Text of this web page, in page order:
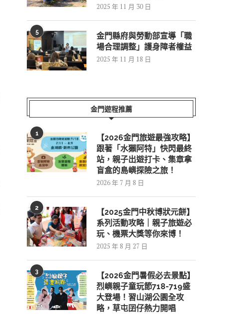
2025 年 11 月 30 日
5
金門縣府與勞動部宣導「職
場合理調整」護身障者權益
2025 年 11 月 18 日
金門遊程推薦
1
【2026金門旅遊最強攻略】
跟著「水獺阿特」快閃最終
站，親子出遊打卡、集章拿
盲盒的島嶼探險之旅！
2026 年 7 月 8 日
2
【2025金門中秋博狀元餅】
系列活動攻略｜親子旅遊必
玩、機票大獎等你來博！
2025 年 8 月 27 日
3
【2026金門暑假必去景點】
烈嶼親子童玩節718-719盛
大登場！習山湖公園全攻
略，草屯囝仔熱力開唱